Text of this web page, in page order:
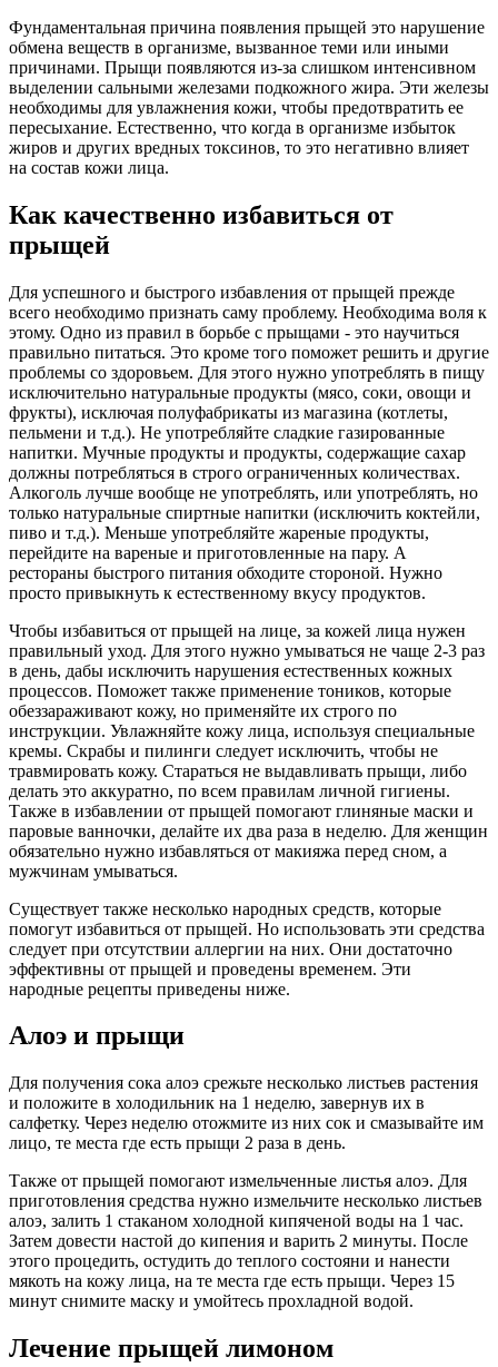
Фундаментальная причина появления прыщей это нарушение
обмена веществ в организме, вызванное теми или иными
причинами. Прыщи появляются из-за слишком интенсивном
выделении сальными железами подкожного жира. Эти железы
необходимы для увлажнения кожи, чтобы предотвратить ее
пересыхание. Естественно, что когда в организме избыток
жиров и других вредных токсинов, то это негативно влияет
на состав кожи лица.
Как качественно избавиться от
прыщей
Для успешного и быстрого избавления от прыщей прежде
всего необходимо признать саму проблему. Необходима воля к
этому. Одно из правил в борьбе с прыщами - это научиться
правильно питаться. Это кроме того поможет решить и другие
проблемы со здоровьем. Для этого нужно употреблять в пищу
исключительно натуральные продукты (мясо, соки, овощи и
фрукты), исключая полуфабрикаты из магазина (котлеты,
пельмени и т.д.). Не употребляйте сладкие газированные
напитки. Мучные продукты и продукты, содержащие сахар
должны потребляться в строго ограниченных количествах.
Алкоголь лучше вообще не употреблять, или употреблять, но
только натуральные спиртные напитки (исключить коктейли,
пиво и т.д.). Меньше употребляйте жареные продукты,
перейдите на вареные и приготовленные на пару. А
рестораны быстрого питания обходите стороной. Нужно
просто привыкнуть к естественному вкусу продуктов.
Чтобы избавиться от прыщей на лице, за кожей лица нужен
правильный уход. Для этого нужно умываться не чаще 2-3 раз
в день, дабы исключить нарушения естественных кожных
процессов. Поможет также применение тоников, которые
обеззараживают кожу, но применяйте их строго по
инструкции. Увлажняйте кожу лица, используя специальные
кремы. Скрабы и пилинги следует исключить, чтобы не
травмировать кожу. Стараться не выдавливать прыщи, либо
делать это аккуратно, по всем правилам личной гигиены.
Также в избавлении от прыщей помогают глиняные маски и
паровые ванночки, делайте их два раза в неделю. Для женщин
обязательно нужно избавляться от макияжа перед сном, а
мужчинам умываться.
Существует также несколько народных средств, которые
помогут избавиться от прыщей. Но использовать эти средства
следует при отсутствии аллергии на них. Они достаточно
эффективны от прыщей и проведены временем. Эти
народные рецепты приведены ниже.
Алоэ и прыщи
Для получения сока алоэ срежьте несколько листьев растения
и положите в холодильник на 1 неделю, завернув их в
салфетку. Через неделю отожмите из них сок и смазывайте им
лицо, те места где есть прыщи 2 раза в день.
Также от прыщей помогают измельченные листья алоэ. Для
приготовления средства нужно измельчите несколько листьев
алоэ, залить 1 стаканом холодной кипяченой воды на 1 час.
Затем довести настой до кипения и варить 2 минуты. После
этого процедить, остудить до теплого состояни и нанести
мякоть на кожу лица, на те места где есть прыщи. Через 15
минут снимите маску и умойтесь прохладной водой.
Лечение прыщей лимоном